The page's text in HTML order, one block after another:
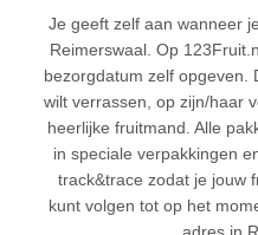
Je geeft zelf aan wanneer
Reimerswaal. Op
bezorgdatum zelf opgeven.
wilt verrassen, op zijn/haar
heerlijke fruitmand. Alle
in speciale verpakkingen
track&trace zodat je jouw
kunt volgen tot op het